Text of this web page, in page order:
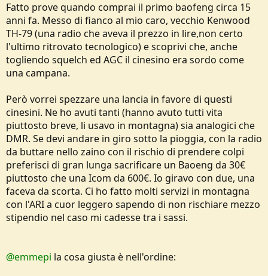
Fatto prove quando comprai il primo baofeng circa 15
anni fa. Messo di fianco al mio caro, vecchio Kenwood
TH-79 (una radio che aveva il prezzo in lire,non certo
l'ultimo ritrovato tecnologico) e scoprivi che, anche
togliendo squelch ed AGC il cinesino era sordo come
una campana.
Però vorrei spezzare una lancia in favore di questi
cinesini. Ne ho avuti tanti (hanno avuto tutti vita
piuttosto breve, li usavo in montagna) sia analogici che
DMR. Se devi andare in giro sotto la pioggia, con la radio
da buttare nello zaino con il rischio di prendere colpi
preferisci di gran lunga sacrificare un Baoeng da 30€
piuttosto che una Icom da 600€. Io giravo con due, una
faceva da scorta. Ci ho fatto molti servizi in montagna
con l'ARI a cuor leggero sapendo di non rischiare mezzo
stipendio nel caso mi cadesse tra i sassi.
@emmepi la cosa giusta è nell'ordine: